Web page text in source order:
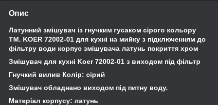
Опис
Латунний змішувач із гнучким гусаком сірого кольору
TM. KOER 72002-01 для кухні на мийку з підключенням до
фільтру води корпус змішувача латунь покриття хром
Змішувач для кухні Koer 72002-01 з виходом під фільтр
Гнучкий вилив Колір: сірий
Змішувач обладнано виходом під питну воду.
Матеріал корпусу: латунь